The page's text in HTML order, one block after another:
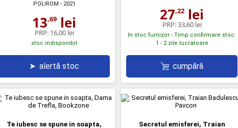
POLIROM - 2021
13,69 lei
PRP: 16,00 lei
stoc indisponibil
➤ alertă stoc
27,22 lei
PRP:33,60 lei
In stoc furnizor - Timp confirmare stoc:
1 - 2 zile lucratoare
cumpără
Te iubesc se spune in soapta, Secretul emisferei, Traian